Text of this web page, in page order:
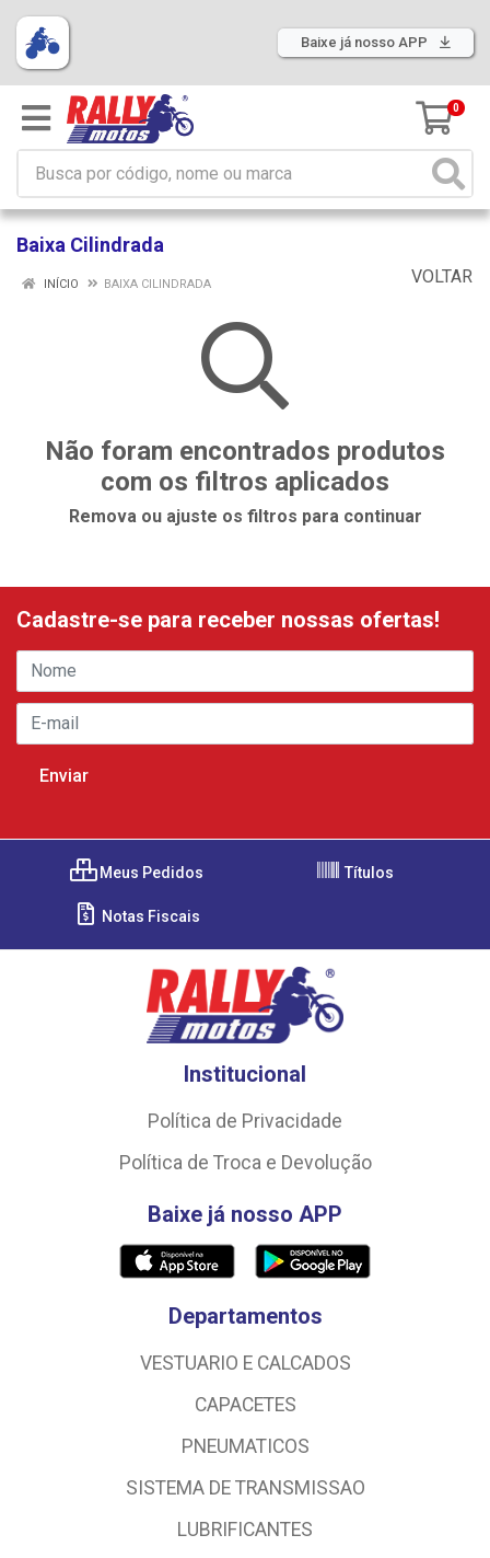
Baixe já nosso APP
0
Baixa Cilindrada
VOLTAR
INÍCIO BAIXA CILINDRADA
Não foram encontrados produtos
com os filtros aplicados
Remova ou ajuste os filtros para continuar
Cadastre-se para receber nossas ofertas!
Meus Pedidos Títulos
Notas Fiscais
Institucional
Política de Privacidade
Política de Troca e Devolução
Baixe já nosso APP
Departamentos
VESTUARIO E CALCADOS
CAPACETES
PNEUMATICOS
SISTEMA DE TRANSMISSAO
LUBRIFICANTES